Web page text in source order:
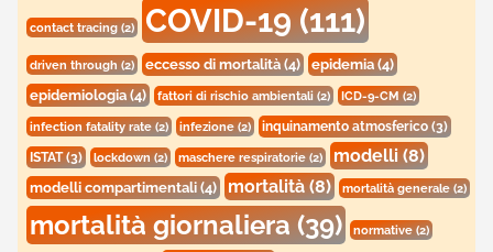
contact tracing(2) COVID-19(111)
driven through(2) eccesso di mortalità(4) epidemia(4)
epidemiologia(4) fattori di rischio ambientali (2) ICD-9-CM(2)
infection fatality rate(2) infezione(2) inquinamento atmosferico(3)
ISTAT(3) lockdown(2) maschere respiratorie(2) modelli(8)
modelli compartimentali(4) mortalità(8) mortalità generale(2)
mortalità giornaliera(39) normative(2)